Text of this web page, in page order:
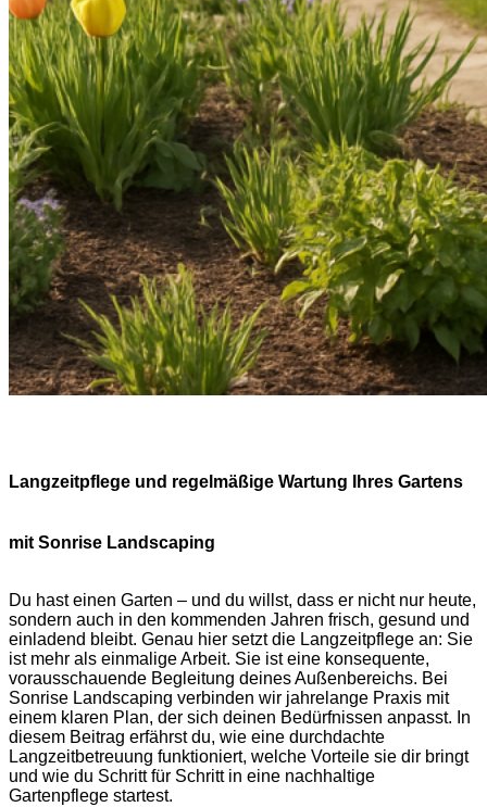
Langzeitpflege und regelmäßige Wartung Ihres Gartens
mit Sonrise Landscaping
Du hast einen Garten – und du willst, dass er nicht nur heute,
sondern auch in den kommenden Jahren frisch, gesund und
einladend bleibt. Genau hier setzt die Langzeitpflege an: Sie
ist mehr als einmalige Arbeit. Sie ist eine konsequente,
vorausschauende Begleitung deines Außenbereichs. Bei
Sonrise Landscaping verbinden wir jahrelange Praxis mit
einem klaren Plan, der sich deinen Bedürfnissen anpasst. In
diesem Beitrag erfährst du, wie eine durchdachte
Langzeitbetreuung funktioniert, welche Vorteile sie dir bringt
und wie du Schritt für Schritt in eine nachhaltige
Gartenpflege startest.